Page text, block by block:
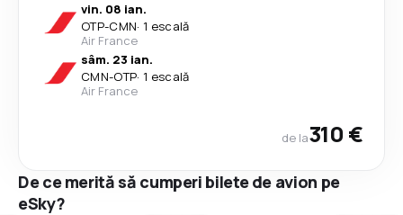
vin. 08 ian.
OTP-CMN· 1 escală
Air France
sâm. 23 ian.
CMN-OTP· 1 escală
Air France
de la310 €
De ce merită să cumperi bilete de avion pe
eSky?